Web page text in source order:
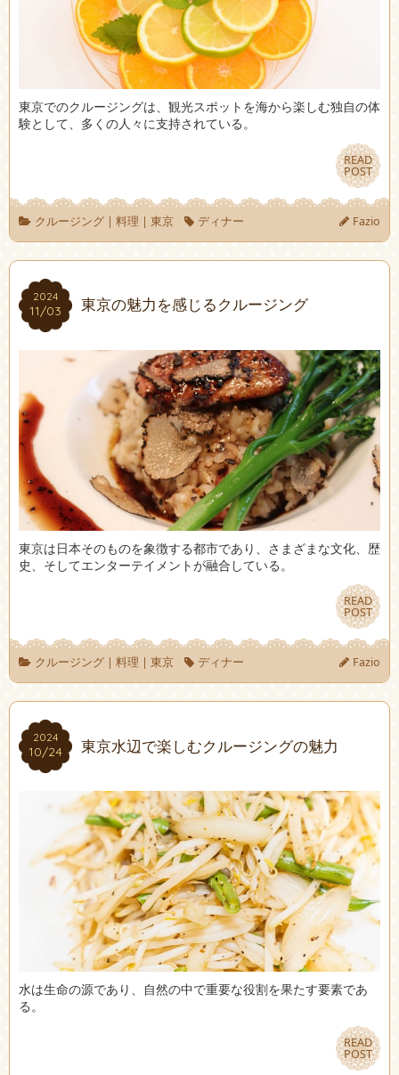
東京でのクルージングは、観光スポットを海から楽しむ独自の体
験として、多くの人々に支持されている。
READ
POST
READ
POST
クルージング| 料理 | 東京 ディナー Fazio
2024
11/03
2024
11/03 東京の魅力を感じるクルージング
東京は日本そのものを象徴する都市であり、さまざまな文化、歴
史、そしてエンターテイメントが融合している。
READ
POST
READ
POST
クルージング| 料理 | 東京 ディナー Fazio
2024
10/24
2024
10/24 東京水辺で楽しむクルージングの魅力
水は生命の源であり、自然の中で重要な役割を果たす要素であ
る。
READ
POST
READ
POST